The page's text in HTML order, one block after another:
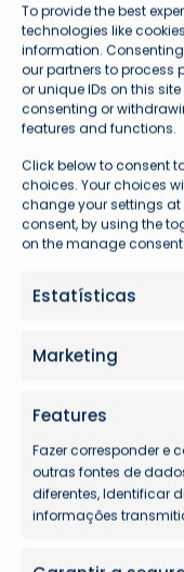
To provide the best
technologies like
information.
our partners to
or unique IDs on this
consenting or
features and functions.
Click below to consent
choices. Your choices
change your settings
consent, by using the
on the manage
Estatísticas
Marketing
Features
Fazer corresponder e
outras fontes de
diferentes, Identificar
informações